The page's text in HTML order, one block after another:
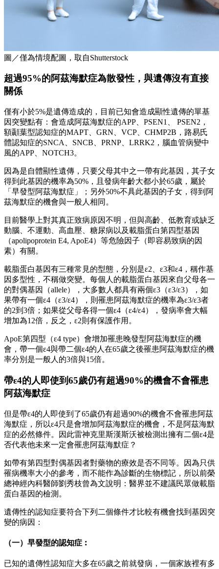
圖／僅為情境配圖，取自Shutterstock
超過95%的阿茲海默症為散發性，與遺傳沒有直接
關係
僅有小於5%是遺傳造成的，目前已知會造成顯性遺傳的單基
因突變點有：會造成阿茲海默症的APP、PSEN1、 PSEN2，
額顳葉型認知症的MAPT、GRN、VCP、CHMP2B，路易氏
體認知症的SNCA、SNCB、PRNP、LRRK2，腦血管病變中
風的APP、NOTCH3。
因為是自體顯性遺傳，只要父母其中之一帶有此基因，其子女
得到此基因的機率為50%，且發病年齡大都小於65歲，屬於
「早發型阿茲海默症」；另外50%不具此基因的子女，得到阿
茲海默症的機會與一般人相同。
目前醫學上對其真正致病原因不明，但與高齡、低教育或缺乏
動腦、不運動、高血壓、糖尿病以及載脂蛋白第四型基因
（apolipoprotein E4, ApoE4）等危險因子（即容易致病的因
素）有關。
載脂蛋白基因有三種常見的型態，分別是ε2、ε3和ε4，稱作基
因多型性，不稱做突變。每個人的載脂蛋白基因來自父母各一
的對偶基因（allele），大多數人都具有兩個ε3（ε3/ε3），如
果帶有一個ε4（ε3/ε4），則罹患阿茲海默症的機率為ε3/ε3者
的2到3倍；如果從父母各得一個ε4（ε4/ε4），發病率會大幅
增加為12倍，反之，ε2則有保護作用。
ApoE第四型（ε4 type）會增加罹患晚發型阿茲海默症的機
會，帶一個ε4與帶二個ε4的人在65歲之後罹患阿茲海默症的機
率分別是一般人的3倍與15倍。
帶ε4的人即使到65歲仍有超過90%的機會不會罹患
阿茲海默症
但是帶ε4的人即使到了65歲仍有超過90%的機會不會罹患阿茲
海默症，所以ε4只是會增加阿茲海默症的機會，不是阿茲海默
症的必然條件。因此雷神克里斯漢斯沃被檢測出擁有二個ε4是
否代表他未來一定會罹患阿茲海默症？
如帶有第四型對偶基因者對藥物的療效是否不同等。因為只供
罹病機率大小的參考，而不能作為診斷的生物標記，所以前榮
總神經內科醫師劉秀枝曾為文說明：醫界並不建議民眾做載脂
蛋白基因的檢測。
遺傳性的認知症要符合下列二個條件才比較有機會找到基因突
變的病因：
（一）早發型的認知症︰
已知的遺傳性認知症大多在65歲之前就發病，一個家族裡有多